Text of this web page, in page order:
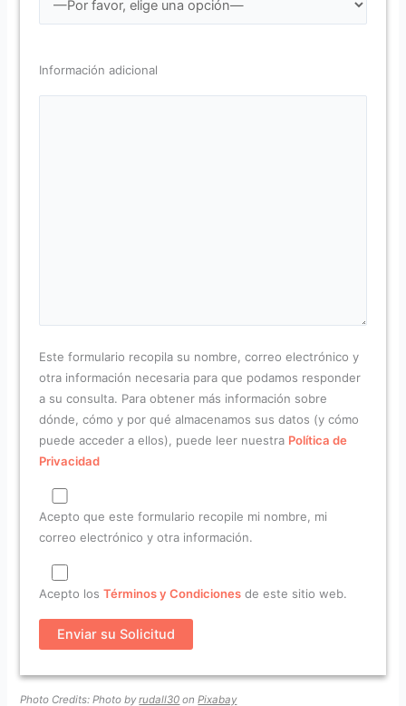
Información adicional
Este formulario recopila su nombre, correo electrónico y
otra información necesaria para que podamos responder
a su consulta. Para obtener más información sobre
dónde, cómo y por qué almacenamos sus datos (y cómo
puede acceder a ellos), puede leer nuestra Política de
Privacidad
Acepto que este formulario recopile mi nombre, mi
correo electrónico y otra información.
Acepto los Términos y Condicionesde este sitio web.
Photo Credits: Photo byrudall30 onPixabay